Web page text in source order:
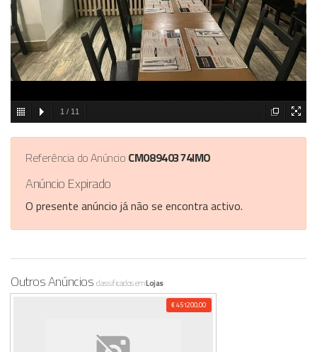
1 / 11
Referência do Anúncio CM08940374IMO
Anúncio Expirado
O presente anúncio já não se encontra activo.
Outros Anúncios classificados emLojas
€ 451200,00